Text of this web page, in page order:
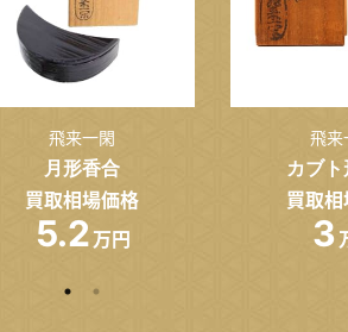
飛来一閑
月形香合
買取相場価格
5.2 万円
飛来
カブ
買取
3